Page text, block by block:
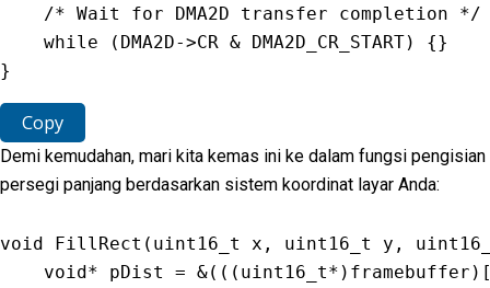
/* Wait for DMA2D transfer completion */
while
( DMA2D->CR & DMA2D_CR_START) {}
}
Copy
Demi kemudahan, mari kita kemas ini ke dalam fungsi pengisian
persegi panjang berdasarkan sistem koordinat layar Anda:
void FillRect ( uint16_t x , uint16_t y ,
void* pDist = &( ( ( uint16_t* ) framebuffer )